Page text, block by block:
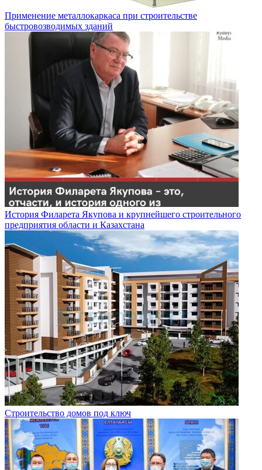
Применение металлокаркаса при строительстве
быстровозводимых зданий
История Филарета Якупова и крупнейшего строительного
предприятия области и Казахстана
Строительство домов под ключ